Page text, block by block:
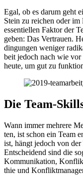
Egal, ob es darum geht
Stein zu rei­chen oder im
essen­ti­el­len Faktor der
geben: Das Ver­trauen.
din­gun­gen weni­ger
beit jedoch nach wie vor
heute, um gut zu
Die Team-
Wann immer meh­rere
ten, ist schon ein Team
ist, hängt jedoch von
Ent­schei­dend sind die
Kom­mu­ni­ka­tion,
thie und